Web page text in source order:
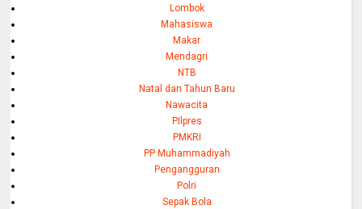
Lombok
Mahasiswa
Makar
Mendagri
NTB
Natal dan Tahun Baru
Nawacita
PIlpres
PMKRI
PP Muhammadiyah
Pengangguran
Polri
Sepak Bola